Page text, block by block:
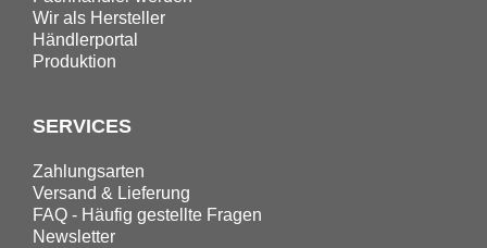
Wir als Hersteller
Händlerportal
Produktion
SERVICES
Zahlungsarten
Versand & Lieferung
FAQ - Häufig gestellte Fragen
Newsletter